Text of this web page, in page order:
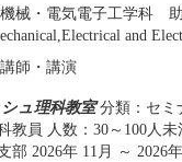
械・電気電子工学科
and
師・講演
ュ理科教室分類：セミ
教員 人数：30～100人
部 2026年 11月 ～ 2026